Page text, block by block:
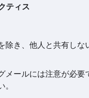
ティス
き、他人と共有しな
メールには注意が必